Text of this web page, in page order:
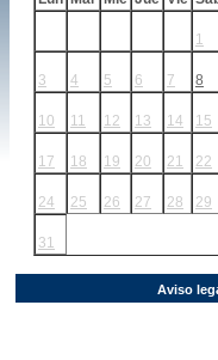
1
3 4 5 6 7 8
10 11 12 13 14 15
17 18 19 20 21 22
24 25 26 27 28 29
31
Aviso